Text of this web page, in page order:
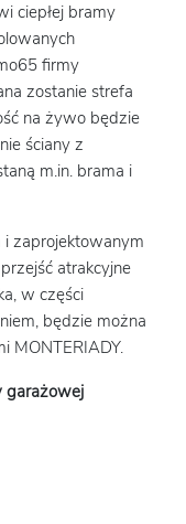
ciepłej bramy
firmy
zostanie strefa
na żywo będzie
ściany z
m.in. brama i
zaprojektowanym
atrakcyjne
w części
będzie można
MONTERIADY.
garażowej